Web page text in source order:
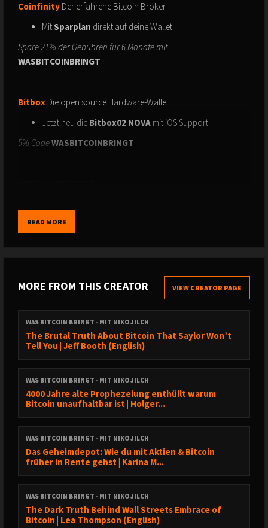
Coinfinity Der erfahrene Bitcoin Broker
MitSparplan direkt auf deine Wallet!
Spare 21% der Gebühren für 6 Monate mit
WASBITCOINBRINGT
Bitbox Die open source Hardware-Wallet
Jetzt neu die Bitbox02 NOVA mit iOS Support!
5% CodeWASBITCOINBRINGT
Incrementum
Hol dir Goldreport & Bitcoin Compass
CointrackingDas Tool für deine Krypto-Steuern
10% Rabatt mit meinem Link & 5% bei BTC Zahlung
21energyMine, Earn, Heat
PARTNER
Satoshis BrotherVisionary Bitcoin Fashion
5% CodeWASBITCOINBRINGT
5% Code
WASBITCOINBRINGT
BitaxeDer effiziente Solominer für Zuhause
5% CodeWASBITCOINBRINGT
Wenn dir unsere Arbeit gefällt, würden wir uns über
freuen.
BeiFountainkannst du uns auch direkt unterstützen.
READ MORE
MORE FROM THIS CREATOR VIEW CREATOR PAGE
WAS BITCOIN BRINGT - MIT NIKO JILCH
The Brutal Truth About Bitcoin That Saylor Won’t
Tell You | Jeff Booth (English)
WAS BITCOIN BRINGT - MIT NIKO JILCH
4000 Jahre alte Prophezeiung enthüllt warum
Bitcoin unaufhaltbar ist | Holger...
WAS BITCOIN BRINGT - MIT NIKO JILCH
Das Geheimdepot: Wie du mit Aktien & Bitcoin
früher in Rente gehst | Karina M...
WAS BITCOIN BRINGT - MIT NIKO JILCH
The Dark Truth Behind Wall Streets Embrace of
Bitcoin | Lea Thompson (English)